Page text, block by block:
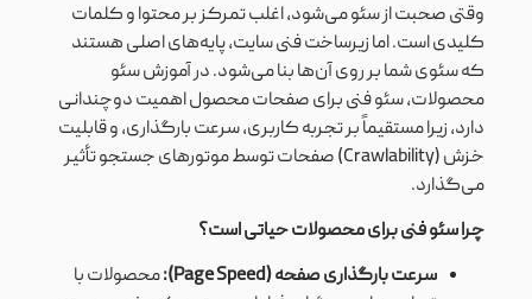
وقتی صحبت از سئو می‌شود، اغلب تمرکز بر محتوا و کلمات
کلیدی است. اما زیرساخت فنی سایت، پایه‌های اصلی هستند
که سئوی شما بر روی آن‌ها بنا می‌شود. در آموزش سئو
محصولات، سئو فنی برای صفحات محصول اهمیت دوچندانی
دارد، زیرا مستقیماً بر تجربه کاربری، سرعت بارگذاری، و قابلیت
خزش (Crawlability) صفحات توسط موتورهای جستجو تأثیر
می‌گذارد.
چرا سئو فنی برای محصولات حیاتی است؟
سرعت بارگذاری صفحه (Page Speed):
محصولات با